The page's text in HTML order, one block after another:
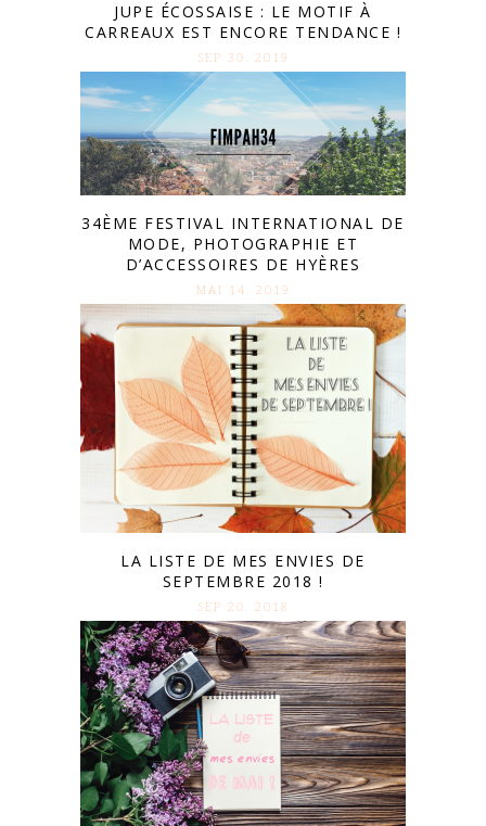
JUPE ÉCOSSAISE : LE MOTIF À
CARREAUX EST ENCORE TENDANCE !
SEP 30. 2019
34ÈME FESTIVAL INTERNATIONAL DE
MODE, PHOTOGRAPHIE ET
D’ACCESSOIRES DE HYÈRES
MAI 14. 2019
LA LISTE DE MES ENVIES DE
SEPTEMBRE 2018 !
SEP 20. 2018